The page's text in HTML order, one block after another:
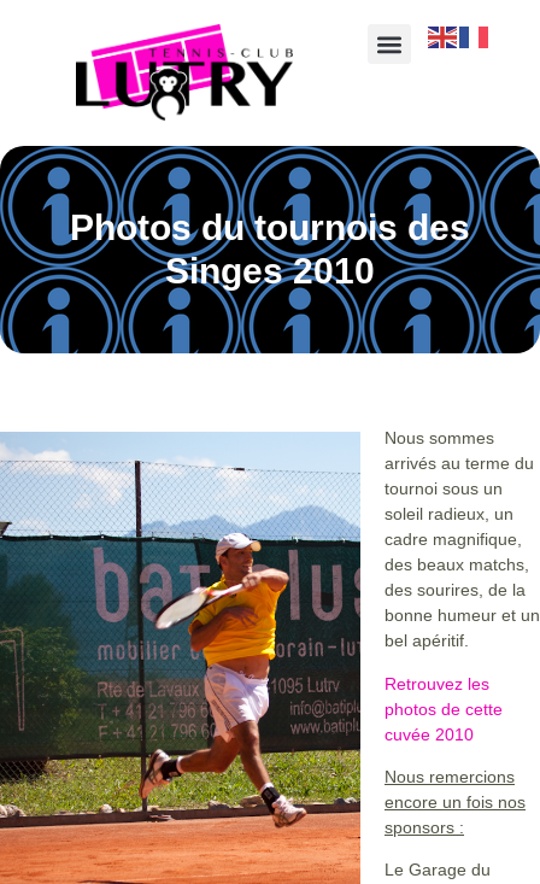
Photos du tournois des
Singes 2010
Nous sommes
arrivés au terme du
tournoi sous un
soleil radieux, un
cadre magnifique,
des beaux matchs,
des sourires, de la
bonne humeur et un
bel apéritif.
Retrouvez les
photos de cette
cuvée 2010
Nous remercions
encore un fois nos
sponsors :
Le Garage du